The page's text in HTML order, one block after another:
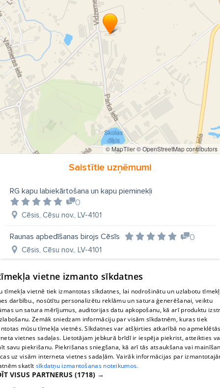
kapu vietas labiekārtošana Latvijā
kapu vietas labiekārtošana Cēsis
kapu labiekārtošana Smiltene
kapu labiekārtošana Rauna
kapu labiekārtošana Valmiera
kapu labiekārtošana Limbaži
kapu labiekārtošana Smiltene
RG kapu labiekārtošana un apbedīšanas pakalpojumi
Cēsīs
Smiltenē Drustos
Vecpiebalgā
Valmierā Raunā
Taurenē
Kocēnos Ieriķos Stalbē
Vesalavā
Priekuļos
© MapTiler© OpenStreetMap contributors
Saistītie uzņēmumi
RG kapu labiekārtošana un kapu pieminekļi
0
Cēsis, Cēsu nov., LV-4101
Raunas apbedīšanas birojs Cēsīs 0
Cēsis, Cēsu nov., LV-4101
vietne izmanto sīkdatnes
tīmekļa vietnē tiek izmantotas sīkdatnes, lai nodrošinātu un uzlabotu
darbību., nosūtītu personalizētu reklāmu un satura ģenerēšanai, veiktu
un satura mērījumus, auditorijas datu apkopošanu, kā arī produktu
Zemāk sniedzam informāciju par visām sīkdatnēm, kuras tiek
mūsu tīmekļa vietnēs. Sīkdatnes var atšķirties atkarībā no
vietnes sadaļas. Lietotājam jebkurā brīdī ir iespēja piekrist, atteikties
savu piekrišanu. Piekrišanas sniegšana, kā arī tās atsaukšana vai
uz visām interneta vietnes sadaļām. Vairāk informācijas par
skatīt sīkdatņu izmantošanas noteikumos.
VISUS PARTNERUS (1718) →